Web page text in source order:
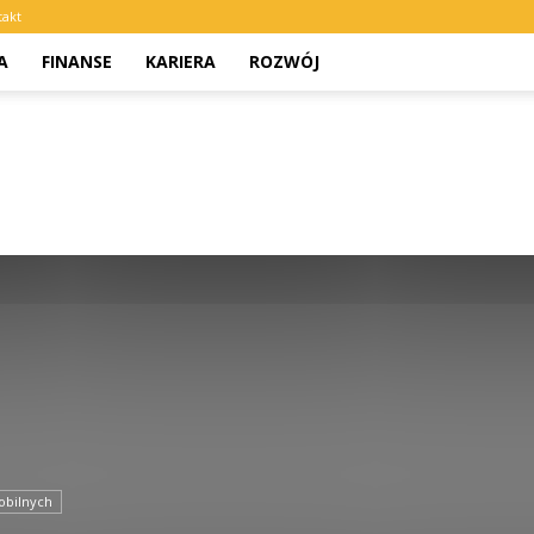
FINANSE KARIERA ROZWÓJ